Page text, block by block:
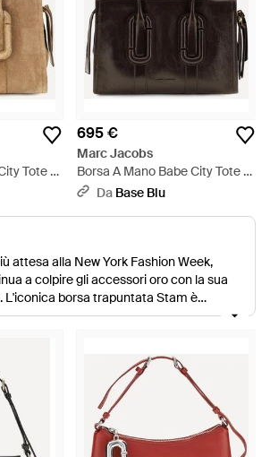
Tote -
695 €
Marc Jacobs
Borsa A Mano Babe City Tote -
NeroDa Base Blu
attesa alla New York Fashion Week,
a colpire gli accessori oro con la sua
L'iconica borsa trapuntata Stam è
e dimensioni in miniatura, e la tote
alti, prova la borsa trapuntata Single
i cocktail sono un affare chic con una
a portata di mano.